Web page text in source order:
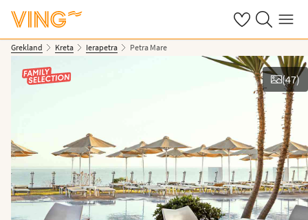
Se dinaSök på ving.se
Meny
Grekland Kreta Ierapetra Petra Mare
Se bilder
(47)